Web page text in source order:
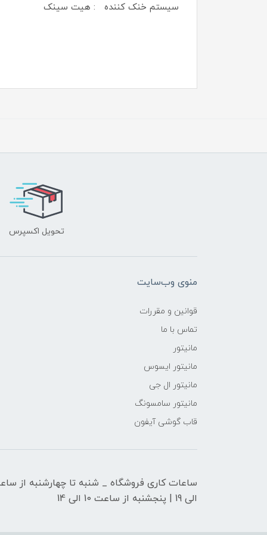
سیستم خنک کننده : هیت سینک
تحویل اکسپرس
منوی وب‌سایت
قوانین و مقررات
تماس با ما
مانیتور
مانیتور ایسوس
مانیتور ال جی
مانیتور سامسونگ
قاب گوشی آیفون
الی 19 | پنجشنبه از ساعت 10 الی 14